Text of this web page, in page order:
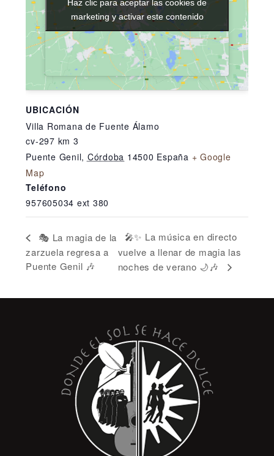
UBICACIÓN
Villa Romana de Fuente Álamo
cv-297 km 3
Puente Genil, Córdoba 14500 España + Google
Map
Teléfono
957605034 ext 380
Haz clic para aceptar las cookies de
marketing y activar este contenido
Haz clic para aceptar las cookies de
marketing y activar este contenido
🎭 La magia de la
zarzuela regresa a
Puente Genil 🎶
🎤✨ La música en directo
vuelve a llenar de magia las
noches de verano 🌙🎶